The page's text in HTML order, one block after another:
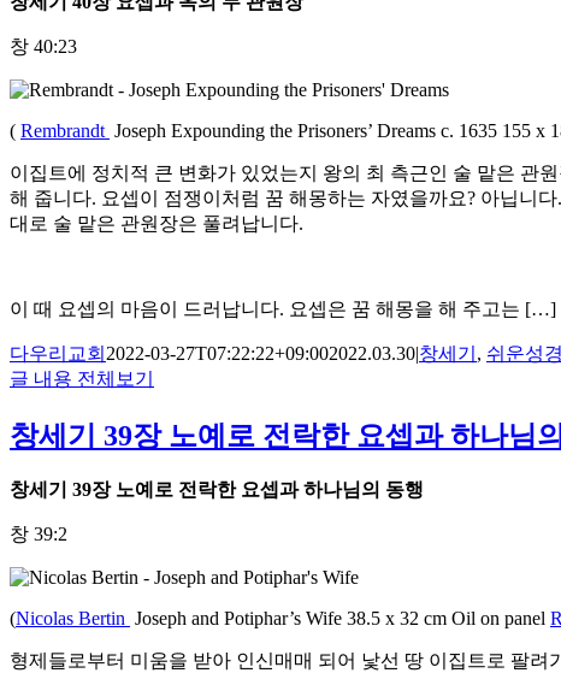
창 40:23
( Rembrandt Joseph Expounding the Prisoners’ Dreams c. 1635 155 x
이집트에 정치적 큰 변화가 있었는지 왕의 최 측근인 술 맡은 관
해 줍니다. 요셉이 점쟁이처럼 꿈 해몽하는 자였을까요? 아닙니
대로 술 맡은 관원장은 풀려납니다.
이 때 요셉의 마음이 드러납니다. 요셉은 꿈 해몽을 해 주고는 […]
다우리교회 2022-03-27T07:22:22+09:002022.03.30|창세기 , 쉬운성
글 내용 전체보기
창세기 39장 노예로 전락한 요셉과 하나님
창세기 39장 노예로 전락한 요셉과 하나님의 동행
창 39:2
(Nicolas Bertin Joseph and Potiphar’s Wife 38.5 x 32 cm Oil on panel
형제들로부터 미움을 받아 인신매매 되어 낯선 땅 이집트로 팔